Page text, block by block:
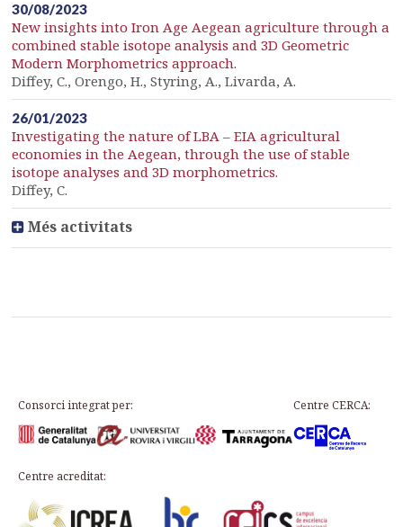
30/08/2023
New insights into Iron Age Aegean agriculture through a
combined stable isotope analysis and 3D Geometric
Modern Morphometrics approach.
Diffey, C., Orengo, H., Styring, A., Livarda, A.
26/01/2023
Investigating the nature of LBA – EIA agricultural
economies in the Aegean, through the use of stable
isotope analyses and 3D morphometrics.
Diffey, C.
Més activitats
Consorci integrat per: Centre CERCA:
Centre acreditat: